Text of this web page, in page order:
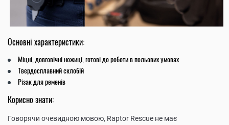
Основні характеристики:
Міцні, довговічні ножиці, готові до роботи в польових умовах
Твердосплавний склобій
Різак для ременів
Корисно знати:
Говорячи очевидною мовою, Raptor Rescue не має